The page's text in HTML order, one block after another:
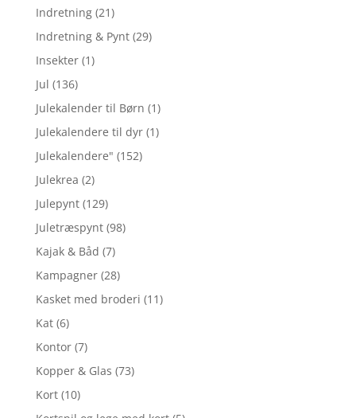
Indretning (21)
Indretning & Pynt (29)
Insekter (1)
Jul (136)
Julekalender til Børn (1)
Julekalendere til dyr (1)
Julekalendere" (152)
Julekrea (2)
Julepynt (129)
Juletræspynt (98)
Kajak & Båd (7)
Kampagner (28)
Kasket med broderi (11)
Kat (6)
Kontor (7)
Kopper & Glas (73)
Kort (10)